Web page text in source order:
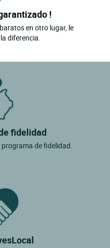
!
en otro lugar, le
diferencia.
fidelidad
de fidelidad.